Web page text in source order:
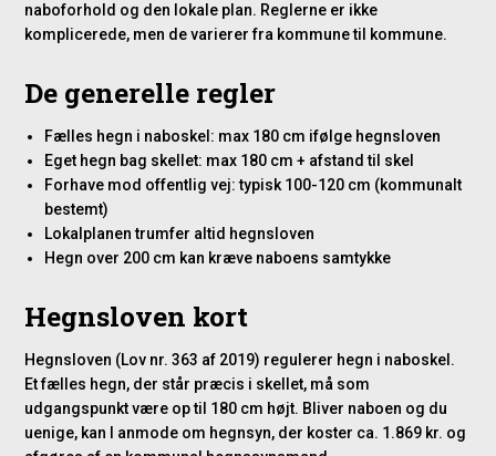
naboforhold og den lokale plan. Reglerne er ikke
komplicerede, men de varierer fra kommune til kommune.
De generelle regler
Fælles hegn i naboskel: max 180 cm ifølge hegnsloven
Eget hegn bag skellet: max 180 cm + afstand til skel
Forhave mod offentlig vej: typisk 100-120 cm (kommunalt
bestemt)
Lokalplanen trumfer altid hegnsloven
Hegn over 200 cm kan kræve naboens samtykke
Hegnsloven kort
Hegnsloven (Lov nr. 363 af 2019) regulerer hegn i naboskel.
Et fælles hegn, der står præcis i skellet, må som
udgangspunkt være op til 180 cm højt. Bliver naboen og du
uenige, kan I anmode om hegnsyn, der koster ca. 1.869 kr. og